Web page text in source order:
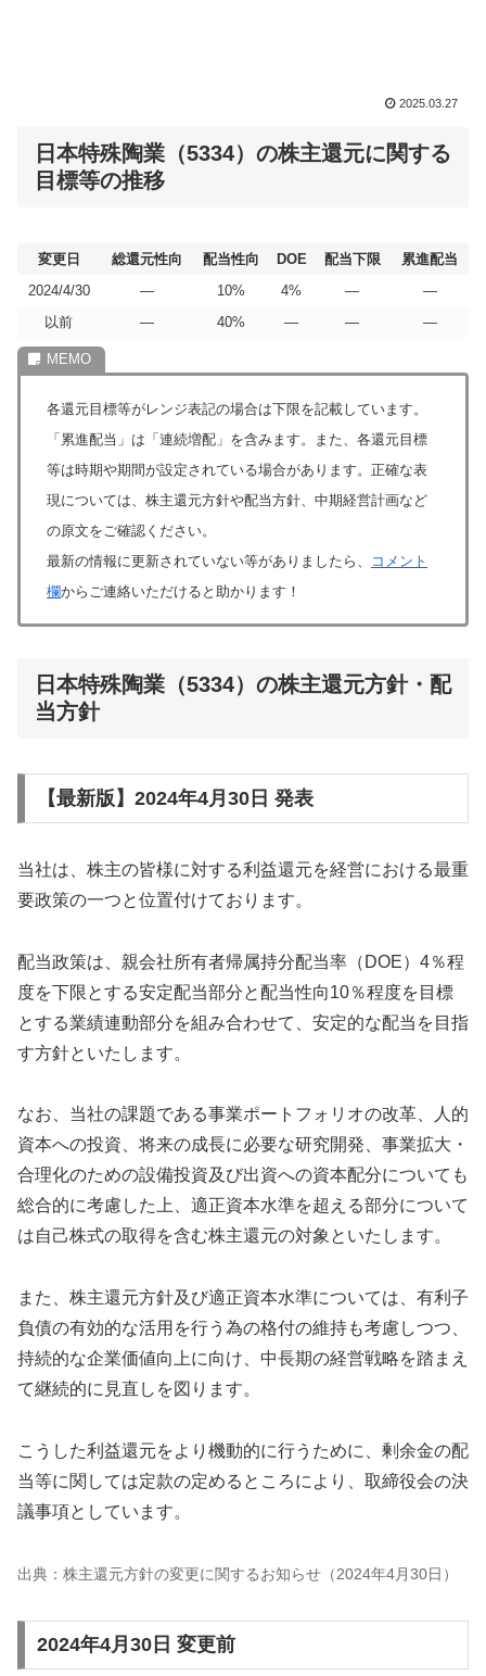
2025.03.27
日本特殊陶業（5334）の株主還元に関する
目標等の推移
変更日 総還元性向 配当性向 DOE 配当下限
累進配当
2024/4/30
― 10% 4% ―
―
以前
― 40% ― ― ―
各還元目標等がレンジ表記の場合は下限を記載しています。
「累進配当」は「連続増配」を含みます。また、各還元目標
等は時期や期間が設定されている場合があります。正確な表
現については、株主還元方針や配当方針、中期経営計画など
の原文をご確認ください。
最新の情報に更新されていない等がありましたら、
コメント
欄からご連絡いただけると助かります！
日本特殊陶業（5334）の株主還元方針・配
当方針
【最新版】2024年4月30日 発表
当社は、株主の皆様に対する利益還元を経営における最重
要政策の一つと位置付けております。
配当政策は、親会社所有者帰属持分配当率（DOE）4％程
度を下限とする安定配当部分と配当性向10％程度を目標
とする業績連動部分を組み合わせて、安定的な配当を目指
す方針といたします。
なお、当社の課題である事業ポートフォリオの改革、人的
資本への投資、将来の成長に必要な研究開発、事業拡大・
合理化のための設備投資及び出資への資本配分についても
総合的に考慮した上、適正資本水準を超える部分について
は自己株式の取得を含む株主還元の対象といたします。
また、株主還元方針及び適正資本水準については、有利子
負債の有効的な活用を行う為の格付の維持も考慮しつつ、
持続的な企業価値向上に向け、中長期の経営戦略を踏まえ
て継続的に見直しを図ります。
こうした利益還元をより機動的に行うために、剰余金の配
当等に関しては定款の定めるところにより、取締役会の決
議事項としています。
出典：株主還元方針の変更に関するお知らせ（2024年4月30日）
2024年4月30日 変更前